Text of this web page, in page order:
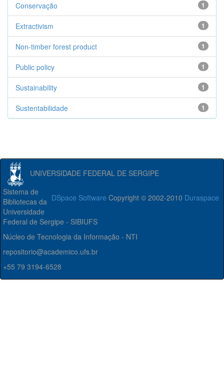
1
Conservação
1
Extractivism
1
Non-timber forest product
1
Public policy
1
Sustainability
1
Sustentabilidade
UNIVERSIDADE FEDERAL DE SERGIPE
DSpace Software Copyright © 2002-2010 Duraspace
Sistema de
Bibliotecas da
Universidade
Federal de Sergipe - SIBIUFS
Núcleo de Tecnologia da Informação - NTI
repositorio@academico.ufs.br
+55 79 3194-6528